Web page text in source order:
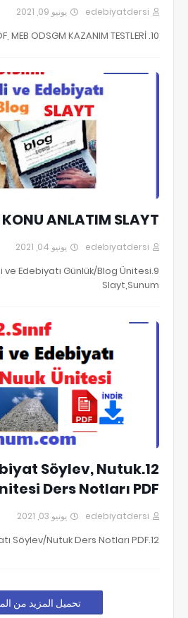
edebiyatdersi يونيو 09, 2021
10. SINIF EDEBİYAT TEST PDF, MEB ODSGM KAZANIM TESTLERİ
ANLATIM SLAYT
edebiyatdersi يونيو 04, 2021
ve Edebiyatı Günlük/Blog Ünitesi
Slayt,Sunum
Söylev, Nutuk
Ders Notları PDF
edebiyatdersi يونيو 03, 2021
12.Sınıf Türk Dili ve Edebiyatı Söylev/Nutuk Ders Notları PDF
تحميل المزيد من